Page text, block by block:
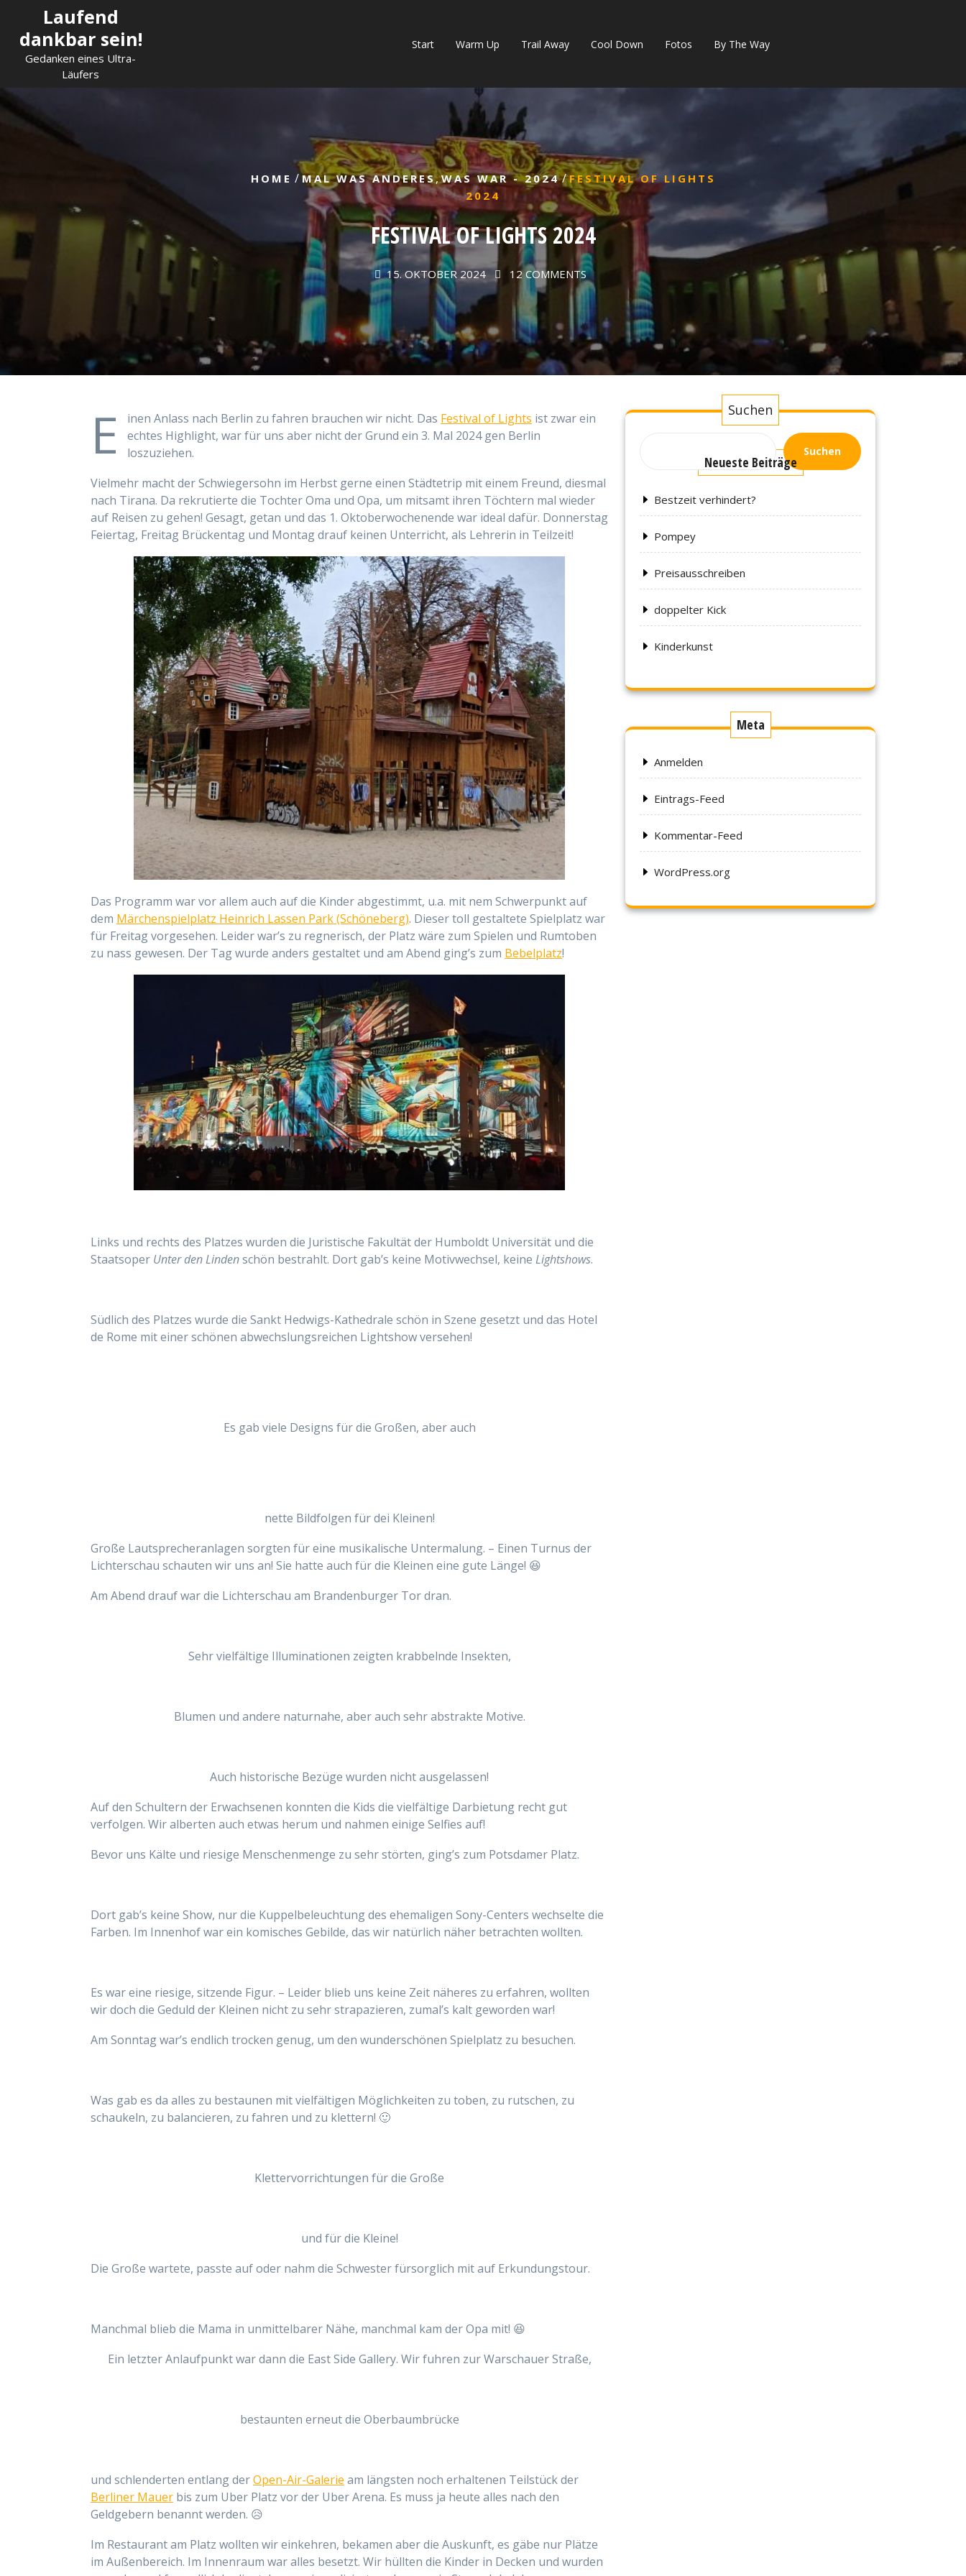
content
Laufend
dankbar sein!
Gedanken eines Ultra-
Läufers
Start Warm Up Trail Away Cool Down Fotos By The Way
HOME /MAL WAS ANDERES,WAS WAR - 2024/FESTIVAL OF LIGHTS
2024
FESTIVAL OF LIGHTS 2024
15. OKTOBER 2024 12 COMMENTS
E inen Anlass nach Berlin zu fahren brauchen wir nicht. Das Festival of Lights ist zwar ein
echtes Highlight, war für uns aber nicht der Grund ein 3. Mal 2024 gen Berlin
loszuziehen.
Vielmehr macht der Schwiegersohn im Herbst gerne einen Städtetrip mit einem Freund, diesmal
nach Tirana. Da rekrutierte die Tochter Oma und Opa, um mitsamt ihren Töchtern mal wieder
auf Reisen zu gehen! Gesagt, getan und das 1. Oktoberwochenende war ideal dafür. Donnerstag
Feiertag, Freitag Brückentag und Montag drauf keinen Unterricht, als Lehrerin in Teilzeit!
Das Programm war vor allem auch auf die Kinder abgestimmt, u.a. mit nem Schwerpunkt auf
dem Märchenspielplatz Heinrich Lassen Park (Schöneberg). Dieser toll gestaltete Spielplatz war
für Freitag vorgesehen. Leider war’s zu regnerisch, der Platz wäre zum Spielen und Rumtoben
zu nass gewesen. Der Tag wurde anders gestaltet und am Abend ging’s zum Bebelplatz!
Links und rechts des Platzes wurden die Juristische Fakultät der Humboldt Universität und die
Staatsoper Unter den Lindenschön bestrahlt. Dort gab’s keine Motivwechsel, keine Lightshows.
Südlich des Platzes wurde die Sankt Hedwigs-Kathedrale schön in Szene gesetzt und das Hotel
de Rome mit einer schönen abwechslungsreichen Lightshow versehen!
Es gab viele Designs für die Großen, aber auch
nette Bildfolgen für dei Kleinen!
Große Lautsprecheranlagen sorgten für eine musikalische Untermalung. – Einen Turnus der
Lichterschau schauten wir uns an! Sie hatte auch für die Kleinen eine gute Länge! 😆
Am Abend drauf war die Lichterschau am Brandenburger Tor dran.
Sehr vielfältige Illuminationen zeigten krabbelnde Insekten,
Blumen und andere naturnahe, aber auch sehr abstrakte Motive.
Auch historische Bezüge wurden nicht ausgelassen!
Auf den Schultern der Erwachsenen konnten die Kids die vielfältige Darbietung recht gut
verfolgen. Wir alberten auch etwas herum und nahmen einige Selfies auf!
Bevor uns Kälte und riesige Menschenmenge zu sehr störten, ging’s zum Potsdamer Platz.
Dort gab’s keine Show, nur die Kuppelbeleuchtung des ehemaligen Sony-Centers wechselte die
Farben. Im Innenhof war ein komisches Gebilde, das wir natürlich näher betrachten wollten.
Es war eine riesige, sitzende Figur. – Leider blieb uns keine Zeit näheres zu erfahren, wollten
wir doch die Geduld der Kleinen nicht zu sehr strapazieren, zumal’s kalt geworden war!
Am Sonntag war’s endlich trocken genug, um den wunderschönen Spielplatz zu besuchen.
Was gab es da alles zu bestaunen mit vielfältigen Möglichkeiten zu toben, zu rutschen, zu
schaukeln, zu balancieren, zu fahren und zu klettern! 🙂
Klettervorrichtungen für die Große
und für die Kleine!
Die Große wartete, passte auf oder nahm die Schwester fürsorglich mit auf Erkundungstour.
Manchmal blieb die Mama in unmittelbarer Nähe, manchmal kam der Opa mit! 😆
Ein letzter Anlaufpunkt war dann die East Side Gallery. Wir fuhren zur Warschauer Straße,
bestaunten erneut die Oberbaumbrücke
und schlenderten entlang derOpen-Air-Galerie am längsten noch erhaltenen Teilstück der
Berliner Mauer bis zum Uber Platz vor der Uber Arena. Es muss ja heute alles nach den
Geldgebern benannt werden. 😥
Im Restaurant am Platz wollten wir einkehren, bekamen aber die Auskunft, es gäbe nur Plätze
im Außenbereich. Im Innenraum war alles besetzt. Wir hüllten die Kinder in Decken und wurden
Suchen
Suchen
Neueste Beiträge
Bestzeit verhindert?
Pompey
Preisausschreiben
doppelter Kick
Kinderkunst
Meta
Anmelden
Eintrags-Feed
Kommentar-Feed
WordPress.org